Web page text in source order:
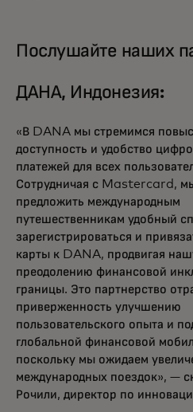
Послушайте наших
ДАНА, Индонезия:
«В DANA мы стремимся
доступность и удобство
платежей для всех
Сотрудничая с Mastercard,
предложить международным
путешественникам удобный
зарегистрироваться и
карты к DANA, продвигая
преодолению финансовой
границы. Это партнерство
приверженность улучшению
пользовательского опыта и
глобальной финансовой
поскольку мы ожидаем
международных поездок», —
Рочили, директор по